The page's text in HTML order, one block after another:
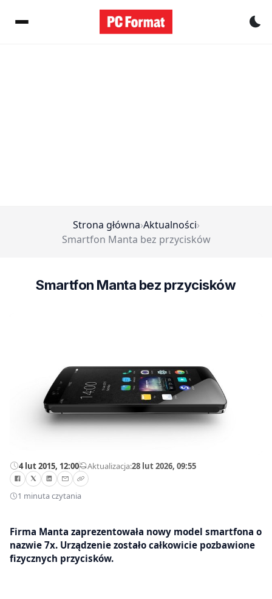
Strona główna›Aktualności›
Smartfon Manta bez przycisków
Smartfon Manta bez przycisków
4 lut 2015, 12:00—Aktualizacja:28 lut 2026, 09:55
1 minuta czytania
Firma Manta zaprezentowała nowy model smartfona o
nazwie 7x. Urządzenie zostało całkowicie pozbawione
fizycznych przycisków.